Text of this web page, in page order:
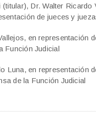
Dr. Walter Ricardo
de jueces y
en representación
Función Judicial
Luna, en representación
de la Función Judicial